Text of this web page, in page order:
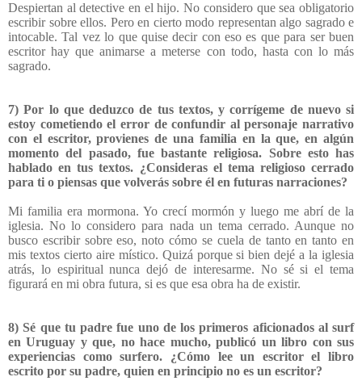
Despiertan al detective en el hijo. No considero que sea obligatorio
escribir sobre ellos. Pero en cierto modo representan algo sagrado e
intocable. Tal vez lo que quise decir con eso es que para ser buen
escritor hay que animarse a meterse con todo, hasta con lo más
sagrado.
7) Por lo que deduzco de tus textos, y corrígeme de nuevo si
estoy cometiendo el error de confundir al personaje narrativo
con el escritor, provienes de una familia en la que, en algún
momento del pasado, fue bastante religiosa. Sobre esto has
hablado en tus textos. ¿Consideras el tema religioso cerrado
para ti o piensas que volverás sobre él en futuras narraciones?
Mi familia era mormona. Yo crecí mormón y luego me abrí de la
iglesia. No lo considero para nada un tema cerrado. Aunque no
busco escribir sobre eso, noto cómo se cuela de tanto en tanto en
mis textos cierto aire místico. Quizá porque si bien dejé a la iglesia
atrás, lo espiritual nunca dejó de interesarme. No sé si el tema
figurará en mi obra futura, si es que esa obra ha de existir.
8) Sé que tu padre fue uno de los primeros aficionados al surf
en Uruguay y que, no hace mucho, publicó un libro con sus
experiencias como surfero. ¿Cómo lee un escritor el libro
escrito por su padre, quien en principio no es un escritor?